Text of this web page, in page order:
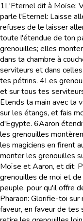
1L'Eternel dit à Moïse:
parle l'Eternel: Laisse
refuses de le laisser
toute l'étendue de ton
grenouilles; elles
dans ta chambre à
serviteurs et dans
tes pétrins. 4Les
et sur tous tes
Etends ta main avec ta
sur les étangs, et fais
d'Egypte. 6Aaron
les grenouilles
les magiciens en firent
monter les grenouilles
Moïse et Aaron, et dit:
grenouilles de moi et
peuple, pour qu'il offre
Pharaon: Glorifie-toi
faveur, en faveur de